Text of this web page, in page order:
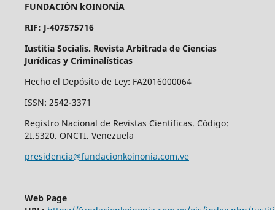
FUNDACIÓN kOINONÍA
RIF: J-407575716
Iustitia Socialis. Revista Arbitrada de Ciencias
Jurídicas y Criminalísticas
Hecho el Depósito de Ley: FA2016000064
ISSN: 2542-3371
Registro Nacional de Revistas Científicas. Código:
2I.S320. ONCTI. Venezuela
presidencia@fundacionkoinonia.com.ve
Web Page